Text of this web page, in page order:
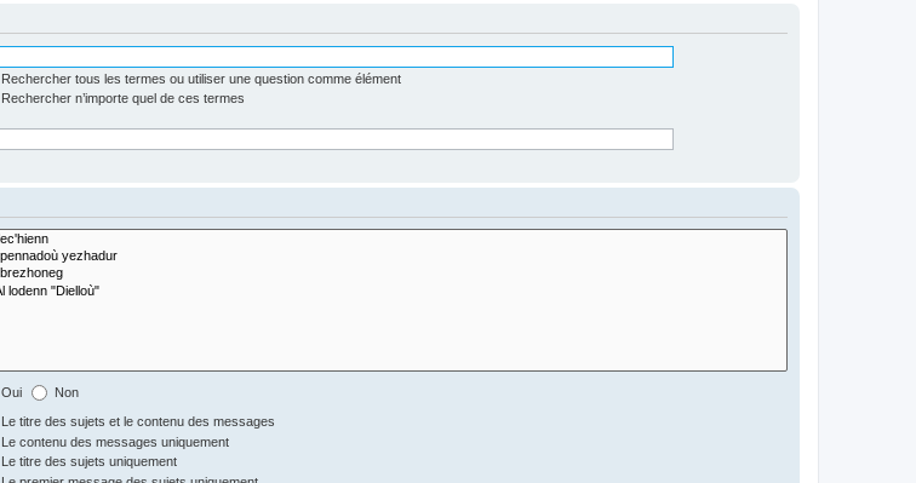
Rechercher tous les termes ou utiliser une question comme élément
Rechercher n’importe quel de ces termes
Oui Non
Le titre des sujets et le contenu des messages
Le contenu des messages uniquement
Le titre des sujets uniquement